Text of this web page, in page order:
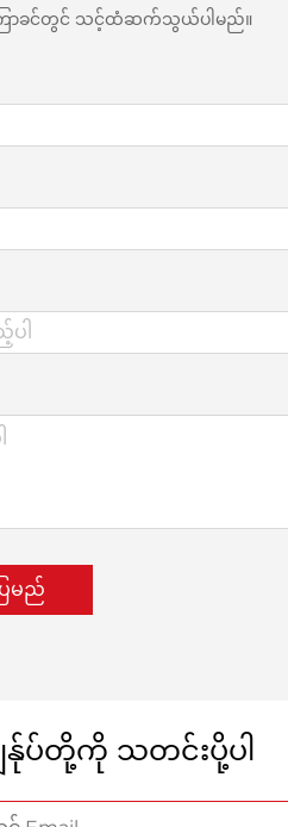
ာခင်တွင် သင့်ထံဆက်သွယ်ပါမည်။
မည်
န်ုပ်တို့ကို သတင်းပို့ပါ